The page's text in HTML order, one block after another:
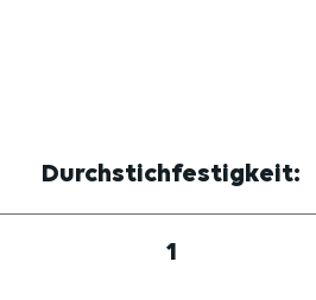
Durchstichfestigkeit:
1